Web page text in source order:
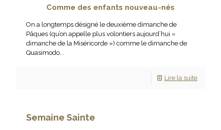
Comme des enfants nouveau-nés
On a longtemps désigné le deuxième dimanche de
Pâques (qu’on appelle plus volontiers aujourd’hui «
dimanche de la Miséricorde ») comme le dimanche de
Quasimodo...
Lire la suite
Semaine Sainte